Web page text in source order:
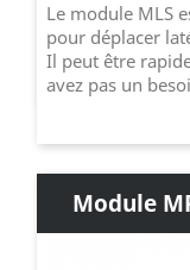
Le module MLS
pour déplacer
Il peut être
avez pas un
Module